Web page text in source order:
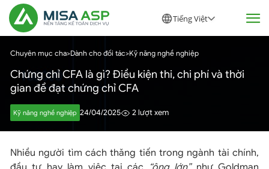
Tiếng Việt
Chuyên mục cha>Dành cho đối tác>Kỹ năng nghề nghiệp
Chứng chỉ CFA là gì? Điều kiện thi, chi phí và thời
gian để đạt chứng chỉ CFA
Kỹ năng nghề nghiệp 24/04/2025 2 lượt xem
Nhiều người tìm cách thăng tiến trong ngành tài chính,